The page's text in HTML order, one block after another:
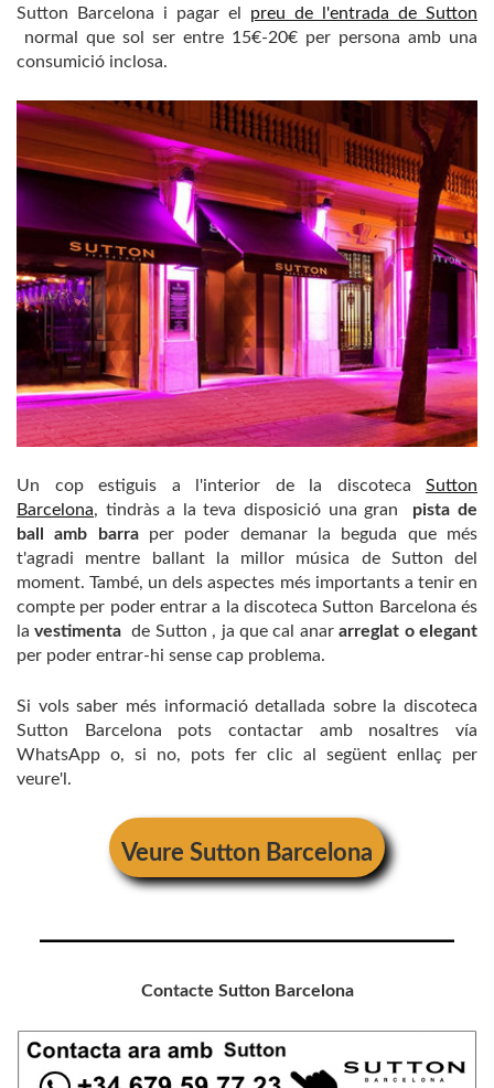
Sutton Barcelona i pagar el preu de l'entrada de Sutton
normal que sol ser entre 15€-20€ per persona amb una
consumició inclosa.
Un cop estiguis a l'interior de la discoteca Sutton
Barcelona, ​​tindràs a la teva disposició una gran pista de
ball amb barraper poder demanar la beguda que més
t'agradi mentre ballant la millor música de Sutton del
moment. També, un dels aspectes més importants a tenir en
compte per poder entrar a la discoteca Sutton Barcelona és
lavestimenta de Sutton , ja que cal anararreglat o elegant
per poder entrar-hi sense cap problema.
Si vols saber més informació detallada sobre la discoteca
Sutton Barcelona pots contactar amb nosaltres vía
WhatsApp o, si no, pots fer clic al següent enllaç per
veure'l.
Veure Sutton Barcelona
Contacte Sutton Barcelona